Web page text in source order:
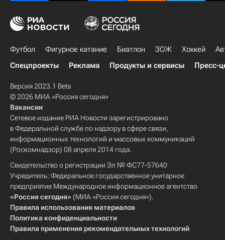
Футбол Фигурное катание Биатлон ЗОЖ Хоккей
Спецпроекты
Реклама Продукты и сервисы Пресс-
Версия 2023.1 Beta
© 2026 МИА «Россия сегодня»
Вакансии
Сетевое издание РИА Новости зарегистрировано
в Федеральной службе по надзору в сфере связи,
информационных технологий и массовых коммуникаций
(Роскомнадзор) 08 апреля 2014 года.
Свидетельство о регистрации Эл № ФС77-57640
Учредитель: Федеральное государственное унитарное
предприятие Международное информационное агентство
«Россия сегодня» (МИА «Россия сегодня»).
Правила использования материалов
Политика конфиденциальности
Правила применения рекомендательных технологий